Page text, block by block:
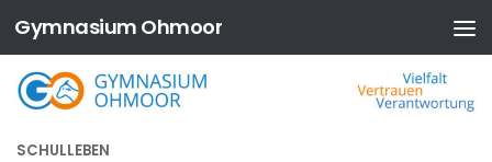
Zum Inhalt springen
Gymnasium Ohmoor
SCHULLEBEN